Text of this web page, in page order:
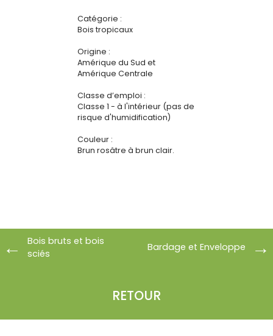
Catégorie :
Bois tropicaux
Origine :
Amérique du Sud et
Amérique Centrale
Classe d’emploi :
Classe 1 - à l'intérieur (pas de
risque d'humidification)
Couleur :
Brun rosâtre à brun clair.
Bois bruts et bois
sciés
RETOUR
Bardage et Enveloppe